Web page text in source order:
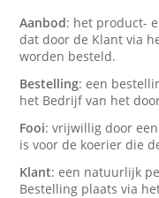
Aanbod: het product-
dat door de Klant via
worden besteld.
Bestelling: een
het Bedrijf van het
Fooi: vrijwillig door
is voor de koerier die
Klant: een natuurlijk
Bestelling plaats via